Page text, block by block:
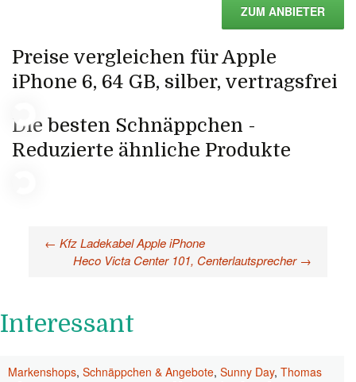
ZUM ANBIETER
Preise vergleichen für Apple
iPhone 6, 64 GB, silber, vertragsfrei
Die besten Schnäppchen -
Reduzierte ähnliche Produkte
Beitragsnavigation
← Kfz Ladekabel Apple iPhone
Heco Victa Center 101, Centerlautsprecher →
Interessant
Markenshops, Schnäppchen & Angebote, Sunny Day, Thomas